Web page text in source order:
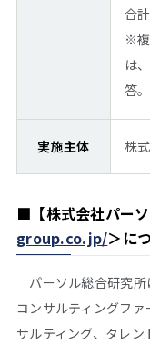
合
※
は
答。
実施主体 株
■ 【株式会社パー
group.co.jp/＞ に
パーソル総合研究所
コンサルティングフ
サルティング、タレ